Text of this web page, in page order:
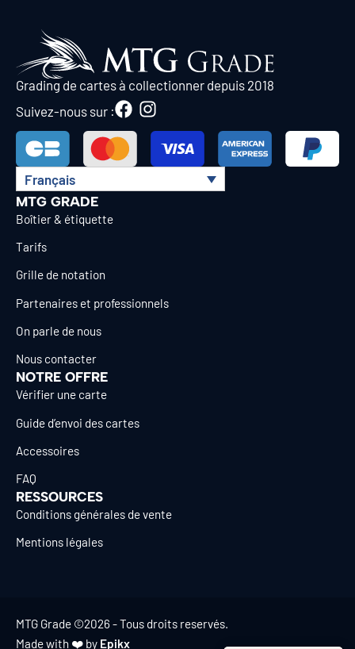
Grading de cartes à collectionner depuis 2018
Suivez-nous sur :
Français
MTG GRADE
Boîtier & étiquette
Tarifs
Grille de notation
Partenaires et professionnels
On parle de nous
Nous contacter
NOTRE OFFRE
Vérifier une carte
Guide d’envoi des cartes
Accessoires
FAQ
RESSOURCES
Conditions générales de vente
Mentions légales
MTG Grade ©2026 - Tous droits reservés.
Made with ❤️ by Epikx